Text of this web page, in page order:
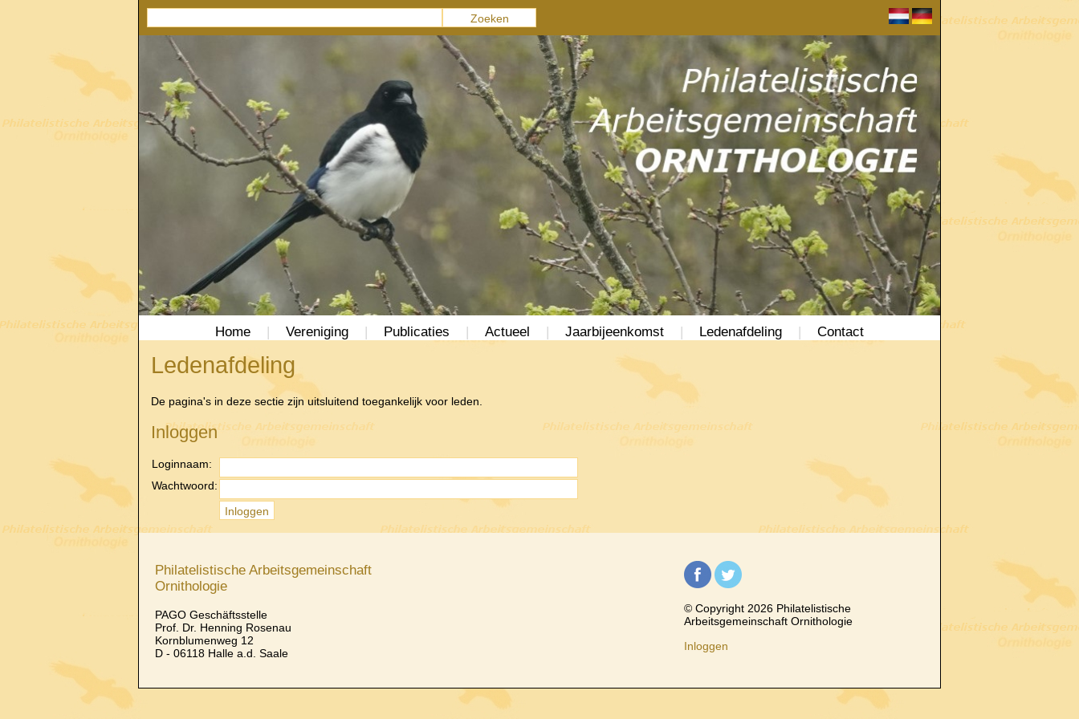
Home | Vereniging | Publicaties | Actueel | Jaarbijeenkomst | Ledenafdeling | Contact
Ledenafdeling
De pagina's in deze sectie zijn uitsluitend toegankelijk voor leden.
Inloggen
Loginnaam:
Wachtwoord:
Philatelistische Arbeitsgemeinschaft
Ornithologie
PAGO Geschäftsstelle
Prof. Dr. Henning Rosenau
Kornblumenweg 12
D - 06118 Halle a.d. Saale
© Copyright 2026 Philatelistische
Arbeitsgemeinschaft Ornithologie
Inloggen